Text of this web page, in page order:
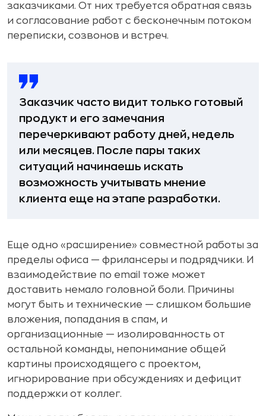
заказчиками. От них требуется обратная связь
и согласование работ с бесконечным потоком
переписки, созвонов и встреч.
Заказчик часто видит только готовый
продукт и его замечания
перечеркивают работу дней, недель
или месяцев. После пары таких
ситуаций начинаешь искать
возможность учитывать мнение
клиента еще на этапе разработки.
Еще одно «расширение» совместной работы за
пределы офиса — фрилансеры и подрядчики. И
взаимодействие по email тоже может
доставить немало головной боли. Причины
могут быть и технические — слишком большие
вложения, попадания в спам, и
организационные — изолированность от
остальной команды, непонимание общей
картины происходящего с проектом,
игнорирование при обсуждениях и дефицит
поддержки от коллег.